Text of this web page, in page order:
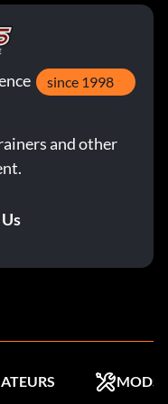
since 1998
and other
MODS